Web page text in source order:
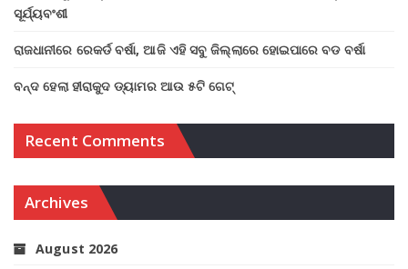
ସୂର୍ଯ୍ୟବଂଶୀ
ରାଜଧାନୀରେ ରେକର୍ଡ ବର୍ଷା, ଆଜି ଏହି ସବୁ ଜିଲ୍ଲାରେ ହୋଇପାରେ ବଡ ବର୍ଷା
ବନ୍ଦ ହେଲା ହୀରାକୁଦ ଡ୍ୟାମର ଆଉ ୫ଟି ଗେଟ୍
Recent Comments
Archives
August 2026